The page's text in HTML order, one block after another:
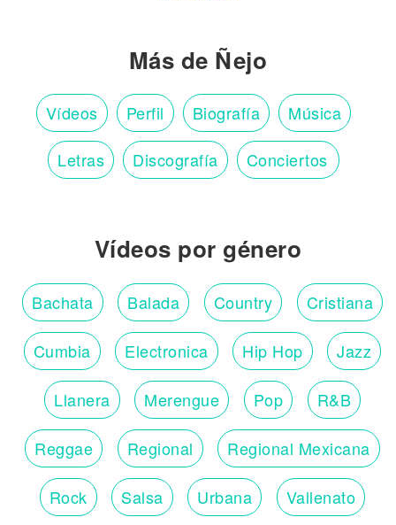
Más de Ñejo
Vídeos Perfil Biografía Música
Letras Discografía Conciertos
Vídeos por género
Bachata Balada Country Cristiana
Cumbia Electronica Hip Hop Jazz
Llanera Merengue Pop R&B
Reggae Regional Regional Mexicana
Rock Salsa Urbana Vallenato